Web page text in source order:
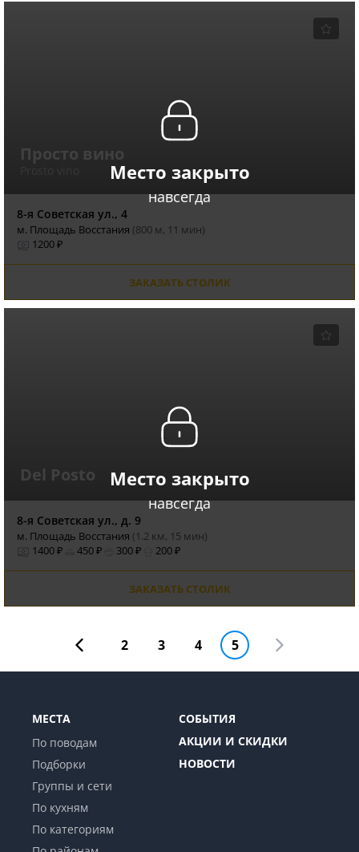
Место закрыто
навсегда
Просто вино
8-я Советская ул., 4
м. Площадь Восстания (800 м, 11 мин)
1200 ₽
ЗАКАЗАТЬ СТОЛИК
Место закрыто
навсегда
Del Posto
8-я Советская ул., д. 9
м. Площадь Восстания (1.2 км, 15 мин)
1400 ₽
450 ₽ 300 ₽ 200 ₽
ЗАКАЗАТЬ СТОЛИК
2 3 4 5
МЕСТА
По поводам
Подборки
Группы и сети
По кухням
По категориям
СОБЫТИЯ
АКЦИИ И СКИДКИ
НОВОСТИ